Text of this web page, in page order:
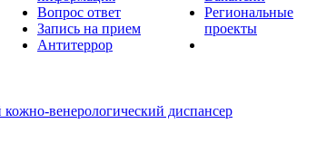
Вопрос ответ
Запись на прием
Антитеррор
Региональные
проекты